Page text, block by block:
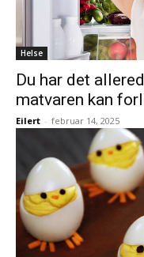
Helse
Du har det
matvaren kan
Eilert - februar 14, 2025